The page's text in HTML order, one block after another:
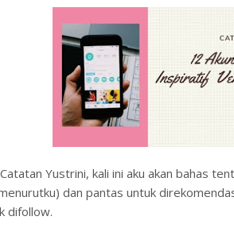
Yustrini, kali ini aku akan bahas
dan pantas untuk
difollow.